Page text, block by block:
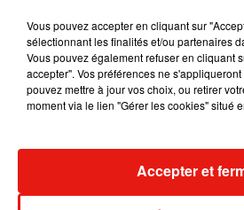
3 août 2026
Fred again.. et Latin Mafia dévoilent
enfin leur mixtape créée en...
Vous pouvez accepter en cliquant sur
sélectionnant les finalités et/ou partenaires
Vous pouvez également refuser en cliquant
accepter". Vos préférences ne
pouvez mettre à jour vos choix, ou retirer
moment via le lien "Gérer les cookies" situé
Accepter et